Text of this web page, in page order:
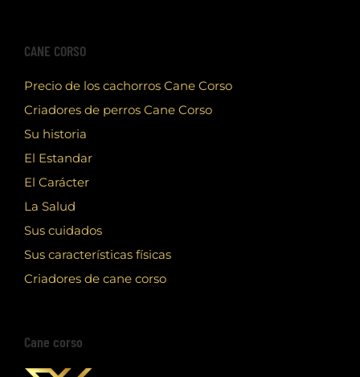
CANE CORSO
Precio de los cachorros Cane Corso
Criadores de perros Cane Corso
Su historia
El Estandar
El Carácter
La Salud
Sus cuidados
Sus características físicas
Criadores de cane corso
Cane corso